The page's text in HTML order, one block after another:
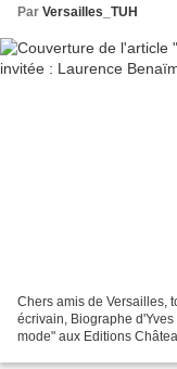
Par Versailles_TUH
Chers amis de Versailles,
écrivain, Biographe
mode" aux Editions